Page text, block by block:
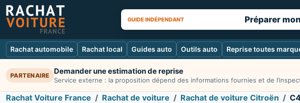
GUIDE INDÉPENDANT Préparer
Rachat automobile Rachat local Guides auto Outils auto Reprise toutes
PARTENAIRE Demander une estimation de reprise
Service externe : la proposition dépend des informations fournies et de
Rachat Voiture France Rachat de voiture Rachat de voiture Citroën